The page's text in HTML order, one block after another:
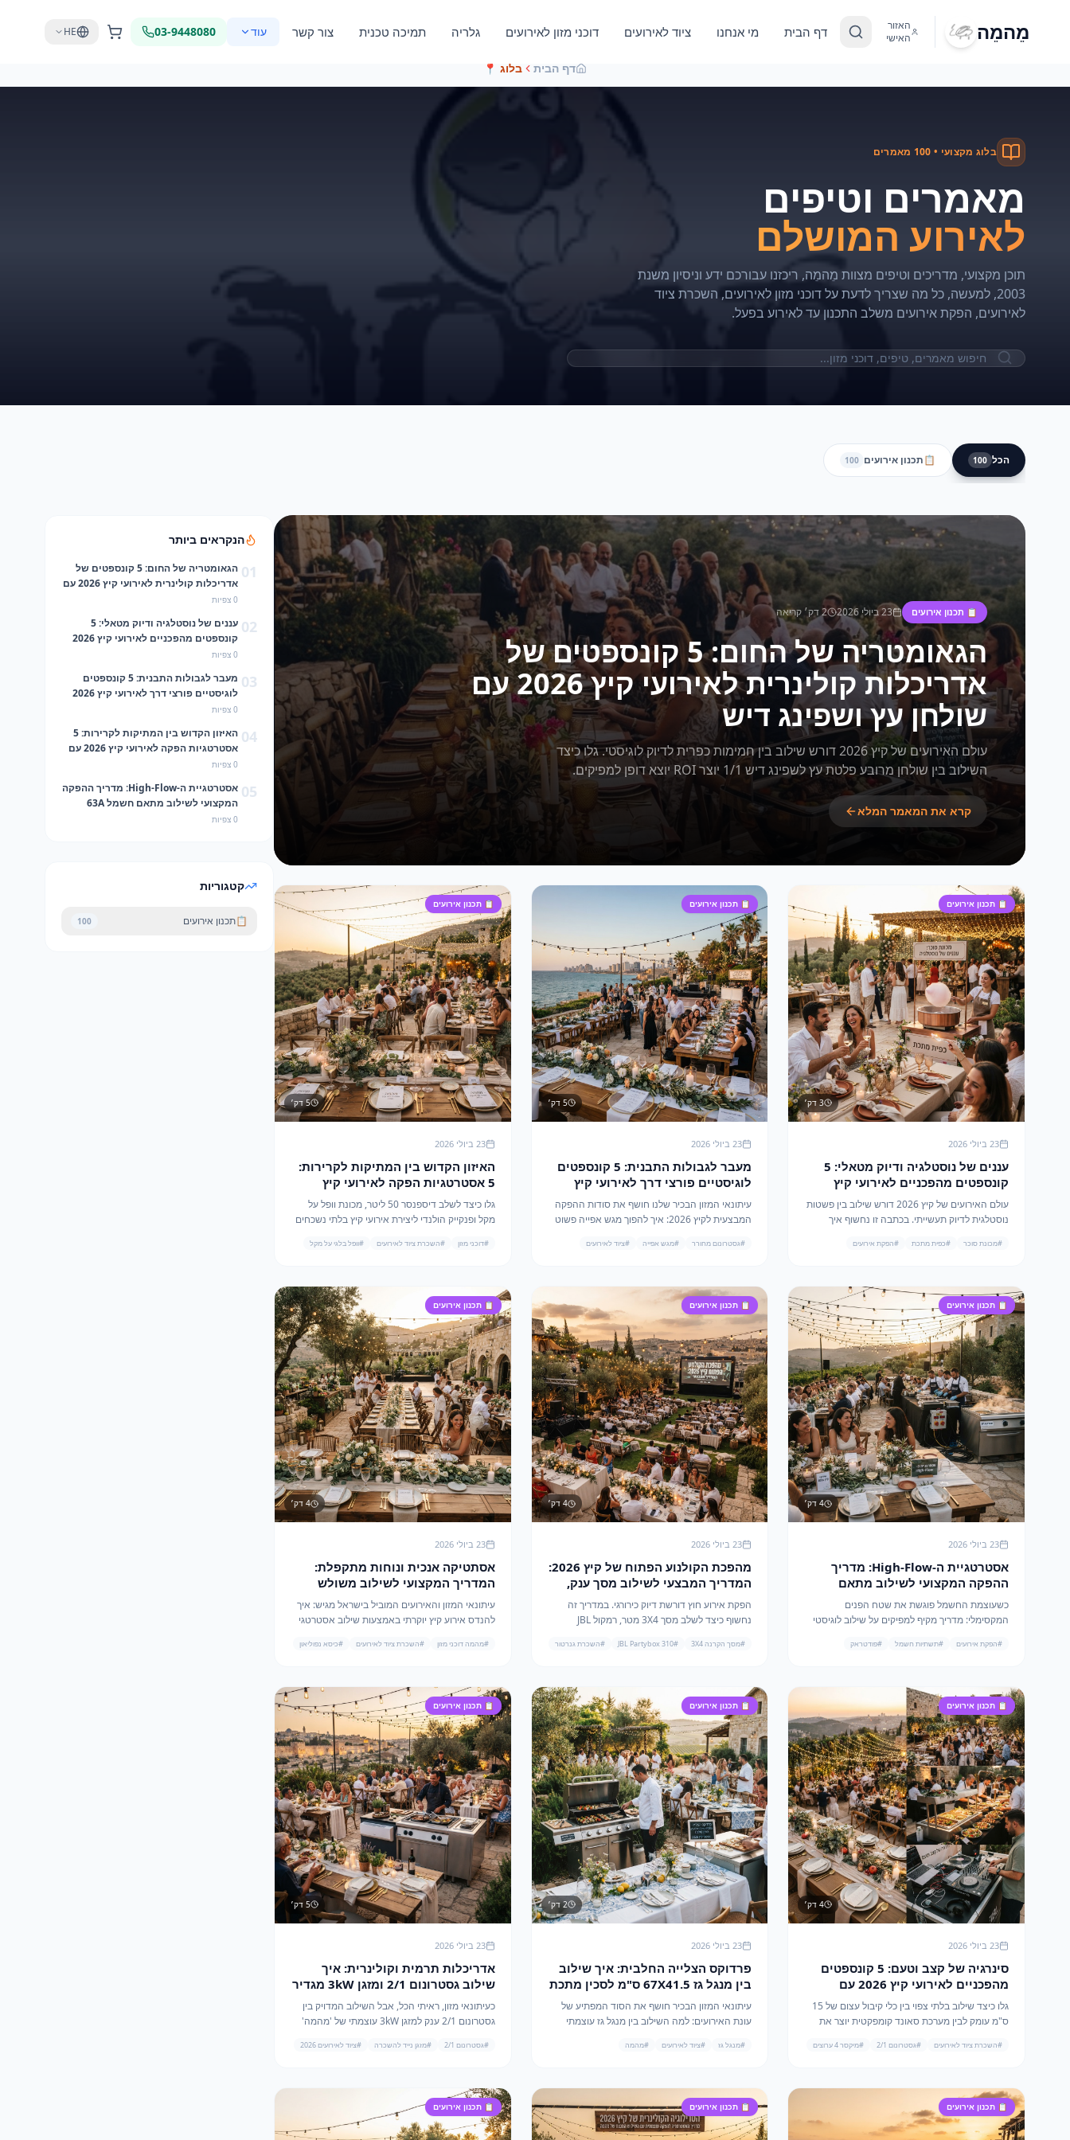
03-9448080
HE דף הבית מי אנחנו ציוד לאירועים דוכני מזון לאירועים גלריה תמיכה טכנית צור קשר עוד מֵהמֵה
האזור
האישי
דף הבית בלוג 📍
בלוג מקצועי • 100 מאמרים
מאמרים וטיפים
לאירוע המושלם
תוכן מקצועי, מדריכים וטיפים מצוות מֵהמֵה, ריכזנו עבורכם ידע וניסיון משנת
2003, למעשה, כל מה שצריך לדעת על דוכני מזון לאירועים, השכרת ציוד
לאירועים, הפקת אירועים משלב התכנון עד לאירוע בפעל.
הכל 100
📋תכנון אירועים 100
📋 תכנון אירועים 23 ביולי 2026 2דק׳ קריאה
הגאומטריה של החום: 5 קונספטים של
אדריכלות קולינרית לאירועי קיץ 2026 עם
שולחן עץ ושפינג דיש
עולם האירועים של קיץ 2026 דורש שילוב בין חמימות כפרית לדיוק לוגיסטי. גלו כיצד
השילוב בין שולחן מרובע פלטת עץ לשפינג דיש 1/1 יוצר ROI יוצא דופן למפיקים.
קרא את המאמר המלא
📋 תכנון אירועים
3דק׳
23 ביולי 2026
עננים של נוסטלגיה ודיוק מטאלי: 5
קונספטים מהפכניים לאירועי קיץ
2026 עם מכונת סוכר וכפית מתכת
עולם האירועים של קיץ 2026 דורש שילוב בין פשטות
נוסטלגית לדיוק תעשייתי. בכתבה זו נחשוף איך
ש"ח יוצר חוויה יוקרתית עם ROI גבוה.
#מכונת סוכר #כפית מתכת #הפקת אירועים
📋 תכנון אירועים
5 דק׳
23 ביולי 2026
מעבר לגבולות התבנית: 5 קונספטים
לוגיסטיים פורצי דרך לאירועי קיץ
עיתונאי המזון הבכיר שלנו חושף את סודות ההפקה
המבצעית לקיץ 2026: איך להפוך מגש אפייה פשוט
ענק.
#גסטרונום מחורר #מגש אפייה #ציוד לאירועים
📋 תכנון אירועים
5דק׳
23 ביולי 2026
האיזון הקדוש בין המתיקות לקרירות:
5 אסטרטגיות הפקה לאירועי קיץ
2026 עם השילוש המנצח של מהמה
גלו כיצד לשלב דיספנסר 50 ליטר, מכונת וופל על
מקל ופנקייק הולנדי ליצירת אירועי קיץ בלתי נשכחים
#דוכני מזון #השכרת ציוד לאירועים #וופל בלגי על מקל
📋 תכנון אירועים
4דק׳
23 ביולי 2026
אסטרטגיית ה-High-Flow: מדריך
ההפקה המקצועי לשילוב מתאם
חשמל 63A ל-32A וגסטרונום 2/1
באירועי קיץ 2026
כשעוצמת החשמל פוגשת את שטח הפנים
המקסימלי: מדריך מקיף למפיקים על שילוב לוגיסטי
רחבים באירועי ענק.
#הפקת אירועים #תשתיות חשמל #פודטראק
📋 תכנון אירועים
4 דק׳
23 ביולי 2026
מהפכת הקולנוע הפתוח של קיץ 2026:
המדריך המבצעי לשילוב מסך ענק,
סאונד עוצמתי ותאורת שטח
הפקת אירוע חוץ דורשת דיוק כירורגי. במדריך זה
נחשוף כיצד לשלב מסך 3X4 מטר, רמקול JBL
חוויה בלתי נשכחת.
#מסך הקרנה 3X4 #
JBL Partybox 310
#השכרת גנרטור
📋 תכנון אירועים
4דק׳
23 ביולי 2026
אסתטיקה אנכית ונוחות מתקפלת:
המדריך המקצועי לשילוב משולש
הזהב של קיץ 2026
עיתונאי המזון והאירועים המוביל בישראל מגיש: איך
להנדס אירוע קיץ יוקרתי באמצעות שילוב אסטרטגי
מרופדים מבית מהמה דוכני מזון.
#מהמה דוכני מזון #השכרת ציוד לאירועים #כיסא נפוליאון
📋 תכנון אירועים
4דק׳
23 ביולי 2026
סינרגיה של קצב וטעם: 5 קונספטים
מהפכניים לאירועי קיץ 2026 עם
השילוב של גסטרונום 2/1 ומיקסר 4
ערוצים
גלו כיצד שילוב בלתי צפוי בין כלי קיבול עצום של 15
ס"מ עומק לבין מערכת סאונד קומפקטית יוצר את
הקרובה.
#השכרת ציוד לאירועים #גסטרונום 2/1 #מיקסר 4 ערוצים
📋 תכנון אירועים
2דק׳
23 ביולי 2026
פרדוקס הצלייה החלבית: איך שילוב
בין מנגל גז 67X41.5 ס"מ לסכין מתכת
(חלבי) מגדיר מחדש את אירועי הקיץ
של 2026
עיתונאי המזון הבכיר חושף את הסוד המפתיע של
עונת האירועים: למה השילוב בין מנגל גז עוצמתי
הקיץ הקרוב.
#מנגל גז #ציוד לאירועים #מהמה
📋 תכנון אירועים
5דק׳
23 ביולי 2026
אדריכלות תרמית וקולינרית: איך
שילוב גסטרונום 2/1 ומזגן 3kW מגדיר
מחדש את אירועי קיץ 2026
כעיתונאי מזון, ראיתי הכל, אבל השילוב המדויק בין
גסטרונום 2/1 ענק למזגן 3kW עוצמתי של 'מהמה'
מחלום רטוב למציאות קרירה ומרהיבה.
#גסטרונום 2/1 #מזגן נייד להשכרה #ציוד לאירועים 2026
📋 תכנון אירועים 📋 תכנון אירועים 📋 תכנון אירועים
הנקראים ביותר
01
הגאומטריה של החום: 5 קונספטים של
אדריכלות קולינרית לאירועי קיץ 2026 עם
שולחן עץ ושפינג דיש
0 צפיות
02
עננים של נוסטלגיה ודיוק מטאלי: 5
קונספטים מהפכניים לאירועי קיץ 2026
עם מכונת סוכר וכפית מתכת
0 צפיות
03
מעבר לגבולות התבנית: 5 קונספטים
לוגיסטיים פורצי דרך לאירועי קיץ 2026
עם השילוב המנצח של מהמה
0 צפיות
04
האיזון הקדוש בין המתיקות לקרירות: 5
אסטרטגיות הפקה לאירועי קיץ 2026 עם
השילוש המנצח של מהמה
0 צפיות
05
אסטרטגיית ה-High-Flow: מדריך ההפקה
המקצועי לשילוב מתאם חשמל 63A
ל-32A וגסטרונום 2/1 באירועי קיץ 2026
0 צפיות
קטגוריות
📋תכנון אירועים 100